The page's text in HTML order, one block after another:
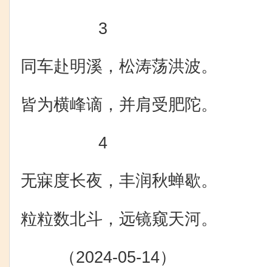
3
同车赴明溪，松涛荡洪波。
皆为横峰谪，并肩受肥陀。
4
无寐度长夜，丰润秋蝉歇。
粒粒数北斗，远镜窥天河。
（2024-05-14）